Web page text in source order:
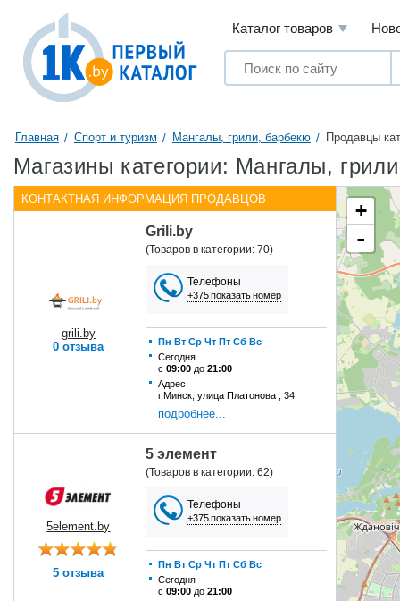
Каталог товаров
Главная Спорт и туризм Мангалы, грили, барбекю Продавцы
Магазины категории: Мангалы,
КОНТАКТНАЯ ИНФОРМАЦИЯ ПРОДАВЦОВ
grili.by
0 отзыва
Grili.by
(Товаров в категории: 70)
Телефоны
+375 показать номер
Пн Вт Ср Чт Пт Сб Вс
Сегодня
с 09:00до 21:00
Адрес:
г.Минск, улица Платонова , 34
подробнее...
5element.by
5 отзыва
5 элемент
(Товаров в категории: 62)
Телефоны
+375 показать номер
Пн Вт Ср Чт Пт Сб Вс
Сегодня
с 09:00до 21:00
+
-